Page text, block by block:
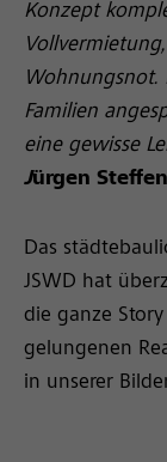
Konzept
Wohnungsnot.
Familien
eine gewisse
Jürgen
Das
JSWD hat
die ganze
gelungenen
in unserer